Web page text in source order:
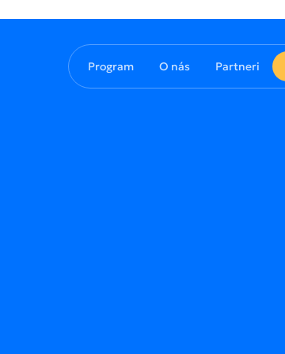
Program O nás Partneri